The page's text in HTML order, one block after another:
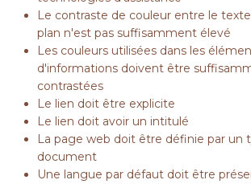
Le contraste de couleur entre le
plan n'est pas suffisamment élevé
Les couleurs utilisées dans les
d'informations doivent être
contrastées
Le lien doit être explicite
Le lien doit avoir un intitulé
La page web doit être définie par un
document
Une langue par défaut doit être